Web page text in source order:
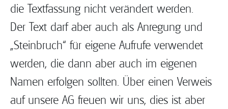
die Textfassung nicht verändert werden.
Der Text darf aber auch als Anregung und
„Steinbruch“ für eigene Aufrufe verwendet
werden, die dann aber auch im eigenen
Namen erfolgen sollten. Über einen Verweis
auf unsere AG freuen wir uns, dies ist aber